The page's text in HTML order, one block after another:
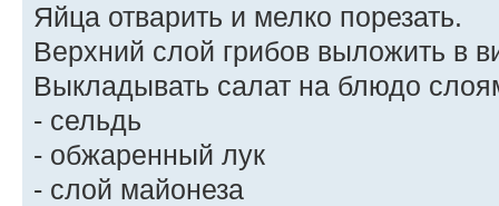
Яйца отварить и мелко порезать.
Верхний слой грибов выложить в
Выкладывать салат на блюдо
- сельдь
- обжаренный лук
- слой майонеза